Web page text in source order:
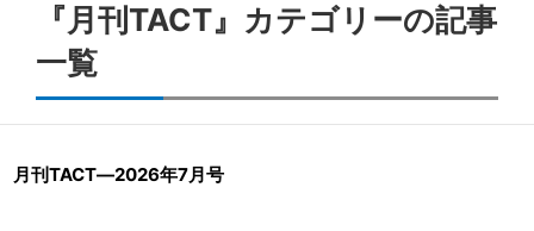
『月刊TACT』カテゴリーの記事
一覧
月刊TACT―2026年7月号